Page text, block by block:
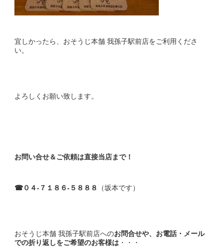
宜しかったら、おそうじ本舗 我孫子駅前店をご利用くださ
い。
よろしくお願い致します。
お問い合せ＆ご依頼は直接当店まで！
☎０４-７１８６-５８８８ （坂本です）
おそうじ本舗 我孫子駅前店へのお問合せや、お電話・メール
での折り返しをご希望のお客様は ・・・